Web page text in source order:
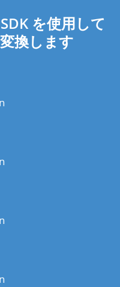
を使用して
換します